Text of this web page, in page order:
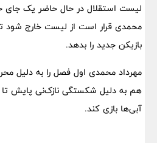
لیست استقلال در حال حاضر یک جای
محمدی قرار است از لیست خارج شود
بازیکن جدید را بدهد.
مهرداد محمدی اول فصل را به دلیل
هم به دلیل شکستگی نازک‌نی پایش تا
آبی‌ها بازی کند.